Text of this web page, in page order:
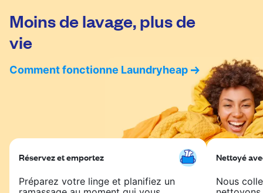
Moins de lavage, plus de
vie
Comment fonctionne Laundryheap
Réservez et emportez
Préparez votre linge et planifiez un
Nettoyé
Nous